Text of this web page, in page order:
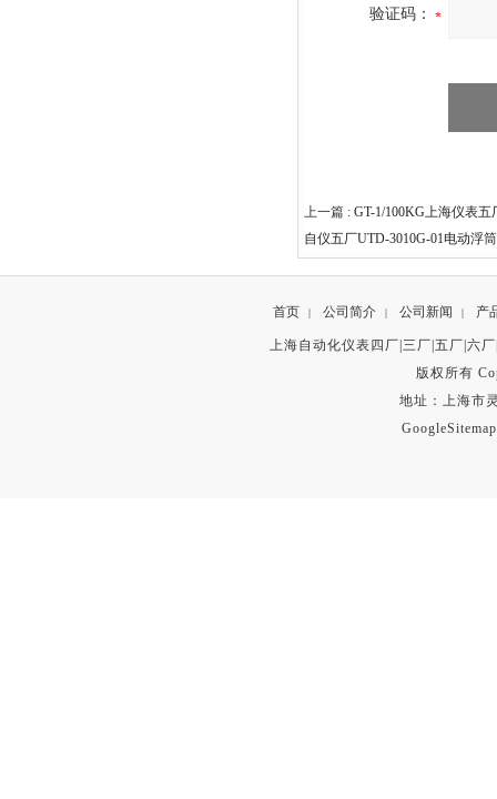
验证码：
上一篇 : GT-1/100KG上海仪表
自仪五厂UTD-3010G-01电动浮
首页 | 公司简介 | 公司新闻 | 产
上海自动化仪表四厂|三厂|五厂|六
版权所有
地址：上海市
GoogleSitemap